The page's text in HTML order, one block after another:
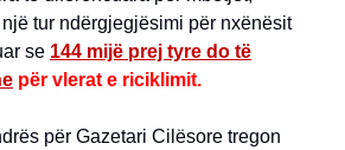
tur ndërgjegjësimi për nxënësit
se 144 mijë prej tyre do të
për vlerat e riciklimit.
për Gazetari Cilësore tregon